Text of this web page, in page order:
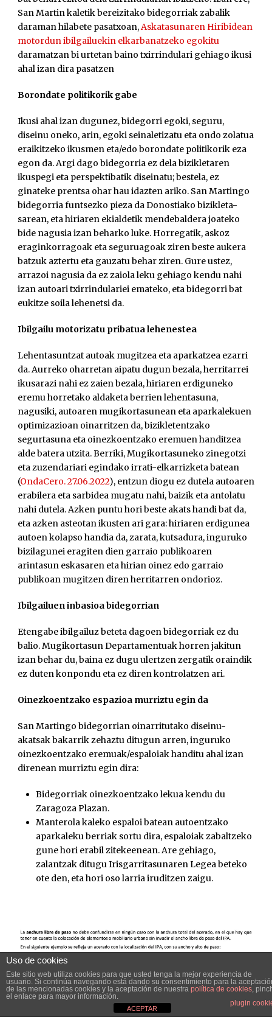
San Martin kaletik bereizitako bidegorriak zabalik
daraman hilabete pasatxoan,Askatasunaren Hiribidean
motordun ibilgailuekin elkarbanatzeko egokitu
daramatzan bi urtetan baino txirrindulari gehiago ikusi
ahal izan dira pasatzen
Borondate politikorik gabe
Ikusi ahal izan dugunez, bidegorri egoki, seguru,
diseinu oneko, arin, egoki seinaletizatu eta ondo zolatua
eraikitzeko ikusmen eta/edo borondate politikorik eza
egon da. Argi dago bidegorria ez dela bizikletaren
ikuspegi eta perspektibatik diseinatu; bestela, ez
ginateke prentsa ohar hau idazten ariko. San Martingo
bidegorria funtsezko pieza da Donostiako bizikleta-
sarean, eta hiriaren ekialdetik mendebaldera joateko
bide nagusia izan beharko luke. Horregatik, askoz
eraginkorragoak eta seguruagoak ziren beste aukera
batzuk aztertu eta gauzatu behar ziren. Gure ustez,
arrazoi nagusia da ez zaiola leku gehiago kendu nahi
izan autoari txirrindulariei emateko, eta bidegorri bat
eukitze soila lehenetsi da.
Ibilgailu motorizatu pribatua lehenestea
Lehentasuntzat autoak mugitzea eta aparkatzea ezarri
da. Aurreko oharretan aipatu dugun bezala, herritarrei
ikusarazi nahi ez zaien bezala, hiriaren erdiguneko
eremu horretako aldaketa berrien lehentasuna,
nagusiki, autoaren mugikortasunean eta aparkalekuen
optimizazioan oinarritzen da, bizikletentzako
segurtasuna eta oinezkoentzako eremuen handitzea
alde batera utzita. Berriki, Mugikortasuneko zinegotzi
eta zuzendariari egindako irrati-elkarrizketa batean
(OndaCero. 27.06.2022), entzun diogu ez dutela autoaren
erabilera eta sarbidea mugatu nahi, baizik eta antolatu
nahi dutela. Azken puntu hori beste akats handi bat da,
eta azken asteotan ikusten ari gara: hiriaren erdigunea
autoen kolapso handia da, zarata, kutsadura, inguruko
bizilagunei eragiten dien garraio publikoaren
arintasun eskasaren eta hirian oinez edo garraio
publikoan mugitzen diren herritarren ondorioz.
Ibilgailuen inbasioa bidegorrian
Etengabe ibilgailuz beteta dagoen bidegorriak ez du
balio. Mugikortasun Departamentuak horren jakitun
izan behar du, baina ez dugu ulertzen zergatik oraindik
ez duten konpondu eta ez diren kontrolatzen ari.
Oinezkoentzako espazioa murriztu egin da
San Martingo bidegorrian oinarritutako diseinu-
akatsak bakarrik zehaztu ditugun arren, inguruko
oinezkoentzako eremuak/espaloiak handitu ahal izan
direnean murriztu egin dira:
Bidegorriak oinezkoentzako lekua kendu du
Zaragoza Plazan.
Manterola kaleko espaloi batean autoentzako
aparkaleku berriak sortu dira, espaloiak zabaltzeko
gune hori erabil zitekeenean. Are gehiago,
zalantzak ditugu Irisgarritasunaren Legea beteko
ote den, eta hori oso larria iruditzen zaigu.
Uso de cookies
Este sitio web utiliza cookies para que usted tenga la mejor experiencia de
usuario. Si continúa navegando está dando su consentimiento para la
de las mencionadas cookies y la aceptación de nuestra política de cookies,
el enlace para mayor información.
plugin
ACEPTAR